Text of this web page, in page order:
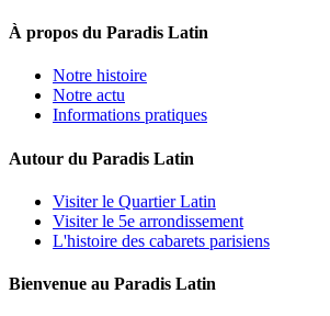
À propos du Paradis Latin
Notre histoire
Notre actu
Informations pratiques
Autour du Paradis Latin
Visiter le Quartier Latin
Visiter le 5e arrondissement
L'histoire des cabarets parisiens
Bienvenue au Paradis Latin